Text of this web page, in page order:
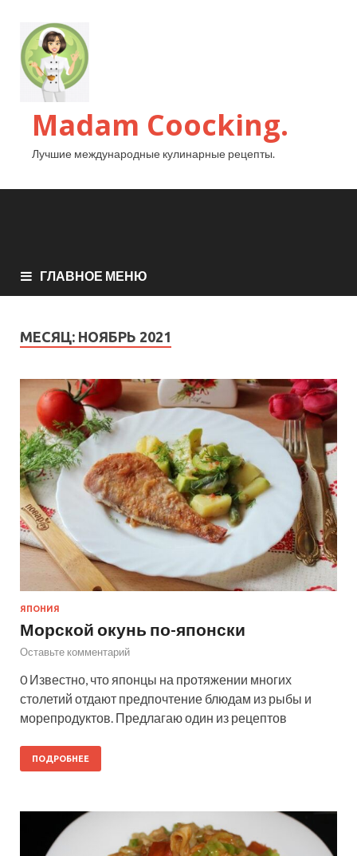
Madam Coocking.
Лучшие международные кулинарные рецепты.
ГЛАВНОЕ МЕНЮ
МЕСЯЦ: НОЯБРЬ 2021
ЯПОНИЯ
Морской окунь по-японски
Оставьте комментарий
0 Известно, что японцы на протяжении многих
столетий отдают предпочтение блюдам из рыбы и
морепродуктов. Предлагаю один из рецептов
ПОДРОБНЕЕ